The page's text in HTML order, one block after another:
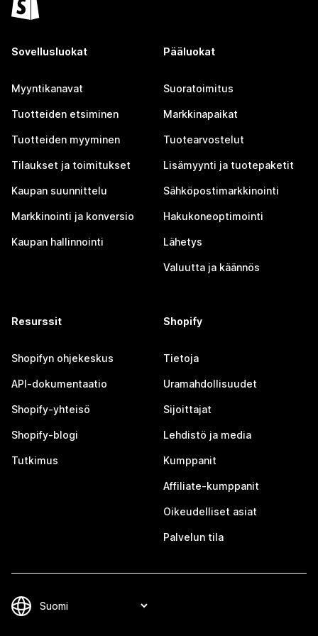
Sovellusluokat
Myyntikanavat
Tuotteiden etsiminen
Tuotteiden myyminen
Tilaukset ja toimitukset
Kaupan suunnittelu
Markkinointi ja konversio
Kaupan hallinnointi
Pääluokat
Suoratoimitus
Markkinapaikat
Tuotearvostelut
Lisämyynti ja tuotepaketit
Sähköpostimarkkinointi
Hakukoneoptimointi
Lähetys
Valuutta ja käännös
Resurssit
Shopifyn ohjekeskus
API-dokumentaatio
Shopify-yhteisö
Shopify-blogi
Tutkimus
Shopify
Tietoja
Uramahdollisuudet
Sijoittajat
Lehdistö ja media
Kumppanit
Affiliate-kumppanit
Oikeudelliset asiat
Palvelun tila